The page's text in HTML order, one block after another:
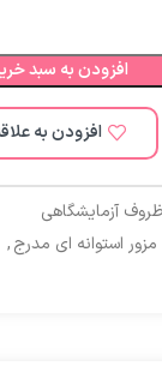
افزودن به سبد
افزودن به
ظروف آزمایشگاهی
مزور استوانه ای مدرج,